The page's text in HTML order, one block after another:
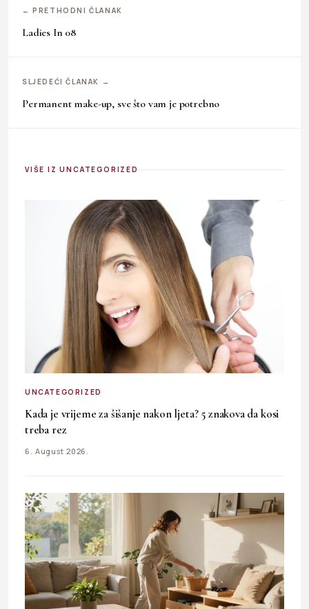
← PRETHODNI ČLANAK
Ladies In 08
SLJEDEĆI ČLANAK →
Permanent make-up, sve što vam je potrebno
VIŠE IZ UNCATEGORIZED
UNCATEGORIZED
Kada je vrijeme za šišanje nakon ljeta? 5 znakova da kosi
treba rez
6. August 2026.